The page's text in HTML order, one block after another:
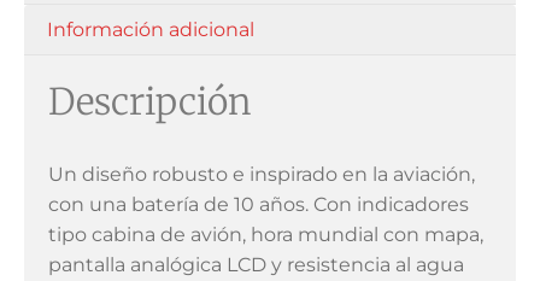
Información adicional
Descripción
Un diseño robusto e inspirado en la aviación,
con una batería de 10 años. Con indicadores
tipo cabina de avión, hora mundial con mapa,
pantalla analógica LCD y resistencia al agua